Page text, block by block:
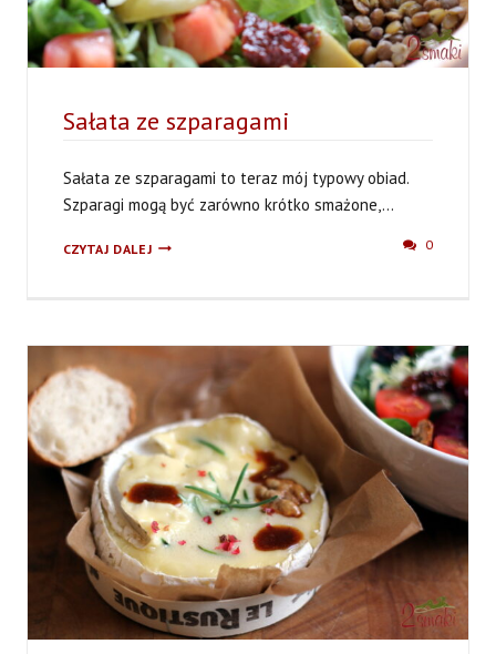
0
Sałata ze szparagami
Sałata ze szparagami to teraz mój typowy obiad.
Szparagi mogą być zarówno krótko smażone,...
CZYTAJ DALEJSAŁATA